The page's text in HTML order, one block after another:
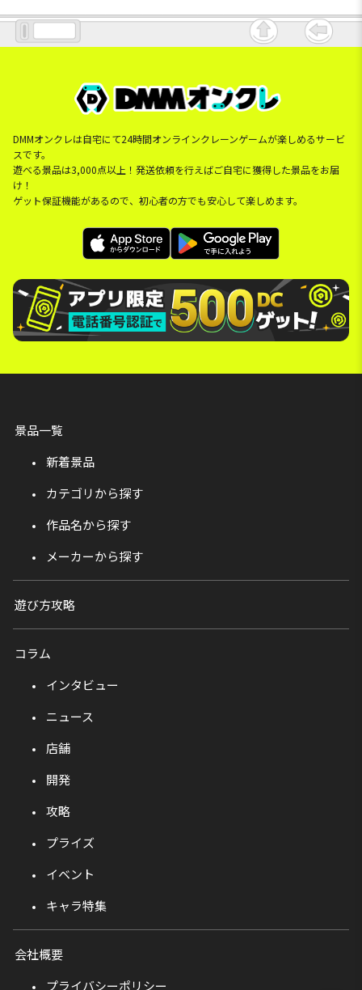
DMMオンクレは自宅にて24時間オンラインクレーンゲームが楽しめるサービ
スです。
遊べる景品は3,000点以上！発送依頼を行えばご自宅に獲得した景品をお届
け！
ゲット保証機能があるので、初心者の方でも安心して楽しめます。
景品一覧
新着景品
カテゴリから探す
作品名から探す
メーカーから探す
遊び方攻略
コラム
インタビュー
ニュース
店舗
開発
攻略
プライズ
イベント
キャラ特集
会社概要
プライバシーポリシー